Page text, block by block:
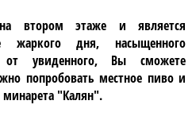
втором этаже и является
жаркого дня, насыщенного
от увиденного, Вы сможете
попробовать местное пиво и
"Калян".